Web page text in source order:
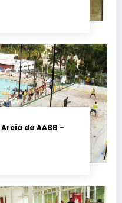
da AABB –